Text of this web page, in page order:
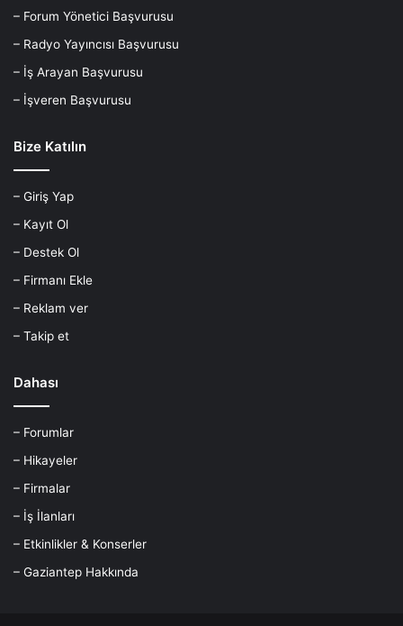
– Forum Yönetici Başvurusu
– Radyo Yayıncısı Başvurusu
– İş Arayan Başvurusu
– İşveren Başvurusu
Bize Katılın
– Giriş Yap
– Kayıt Ol
– Destek Ol
– Firmanı Ekle
– Reklam ver
– Takip et
Dahası
– Forumlar
– Hikayeler
– Firmalar
– İş İlanları
– Etkinlikler & Konserler
– Gaziantep Hakkında